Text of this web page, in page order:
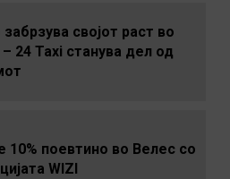
забрзува својот раст во
– 24 Taxi станува дел од
10% поевтино во Велес со
WIZI